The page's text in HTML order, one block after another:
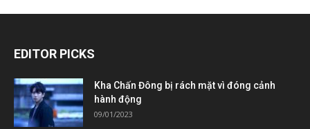
EDITOR PICKS
Kha Chấn Đông bị rách mặt vì đóng cảnh
hành động
09/01/2023